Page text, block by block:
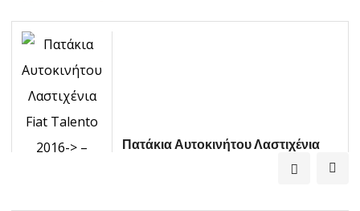
Πατάκια Αυτοκινήτου Λαστιχένια
Fiat Talento 2016-> – Nissan NV300